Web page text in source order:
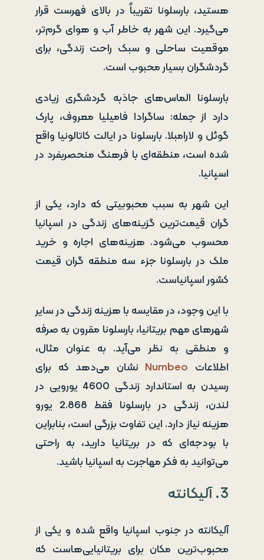
هستید، بارسلونا تقریباً در بالای فهرست قرار
می‌گیرد. این شهر به خاطر آب و هوای گرم‌تر،
موقعیت ساحلی و سبک راحت زندگی، برای
گردشگران بسیار محبوب است.
بارسلونا الماس‌های جاذبه گردشگری زیادی
دارد از جمله: ساگرادا فامیلیا معروف، پارک
گوئل و لارامبلا. بارسلونا در ایالت کاتالونیا واقع
شده است، منطقه‌ای با فرهنگ منحصربفرد در
اسپانیا.
این شهر به سبب محبوبیتی که دارد، یکی از
گران قیمت‌ترین گزینه‌های زندگی در اسپانیا
محسوب می‌شود. هزینه‌های اجاره و خرید
ملک در بارسلونا جزء سه منطقه گران قیمت
کشور اسپانیاست.
با این وجود، در مقایسه با هزینه زندگی در سایر
شهرهای مهم بریتانیا، بارسلونا مقرون به صرفه
و منطقی به نظر می‌آید. به عنوان مثال،
اطلاعات Numbeo نشان می‌دهد که برای
رسیدن به استاندارد زندگی 4600 یورویی در
لندن، زندگی در بارسلونا فقط 2.868 یورو
هزینه نیاز دارد. این تفاوت بزرگی است، بنابراین
با بودجه‌ای که در بریتانیا دارید، به راحتی
می‌توانید به فکر مهاجرت به اسپانیا باشید.
3. آلیکانته
آلیکانته در جنوب اسپانیا واقع شده و یکی از
محبوب‌ترین مکان برای بریتانیایی‌هاست که